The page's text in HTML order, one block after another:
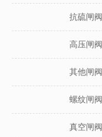
抗硫闸阀
高压闸阀
其他闸阀
螺纹闸阀
真空闸阀